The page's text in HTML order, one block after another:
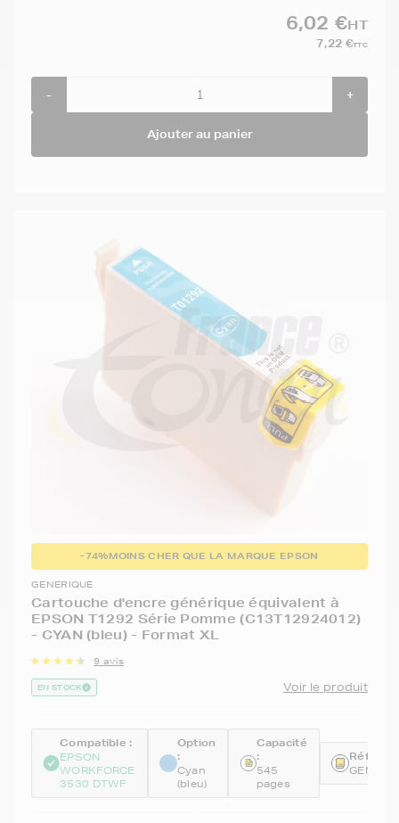
6,02 €HT
7,22 €TTC
- +
Ajouter au panier
-74%MOINS CHER QUE LA MARQUE EPSON
GENERIQUE
Cartouche d'encre générique équivalent à
EPSON T1292 Série Pomme (C13T12924012)
- CYAN (bleu) - Format XL
9 avis
EN STOCK Voir le produit
Compatible :
EPSON
WORKFORCE
3530 DTWF
Option
:
Cyan
(bleu)
Capacité
:
545
pages